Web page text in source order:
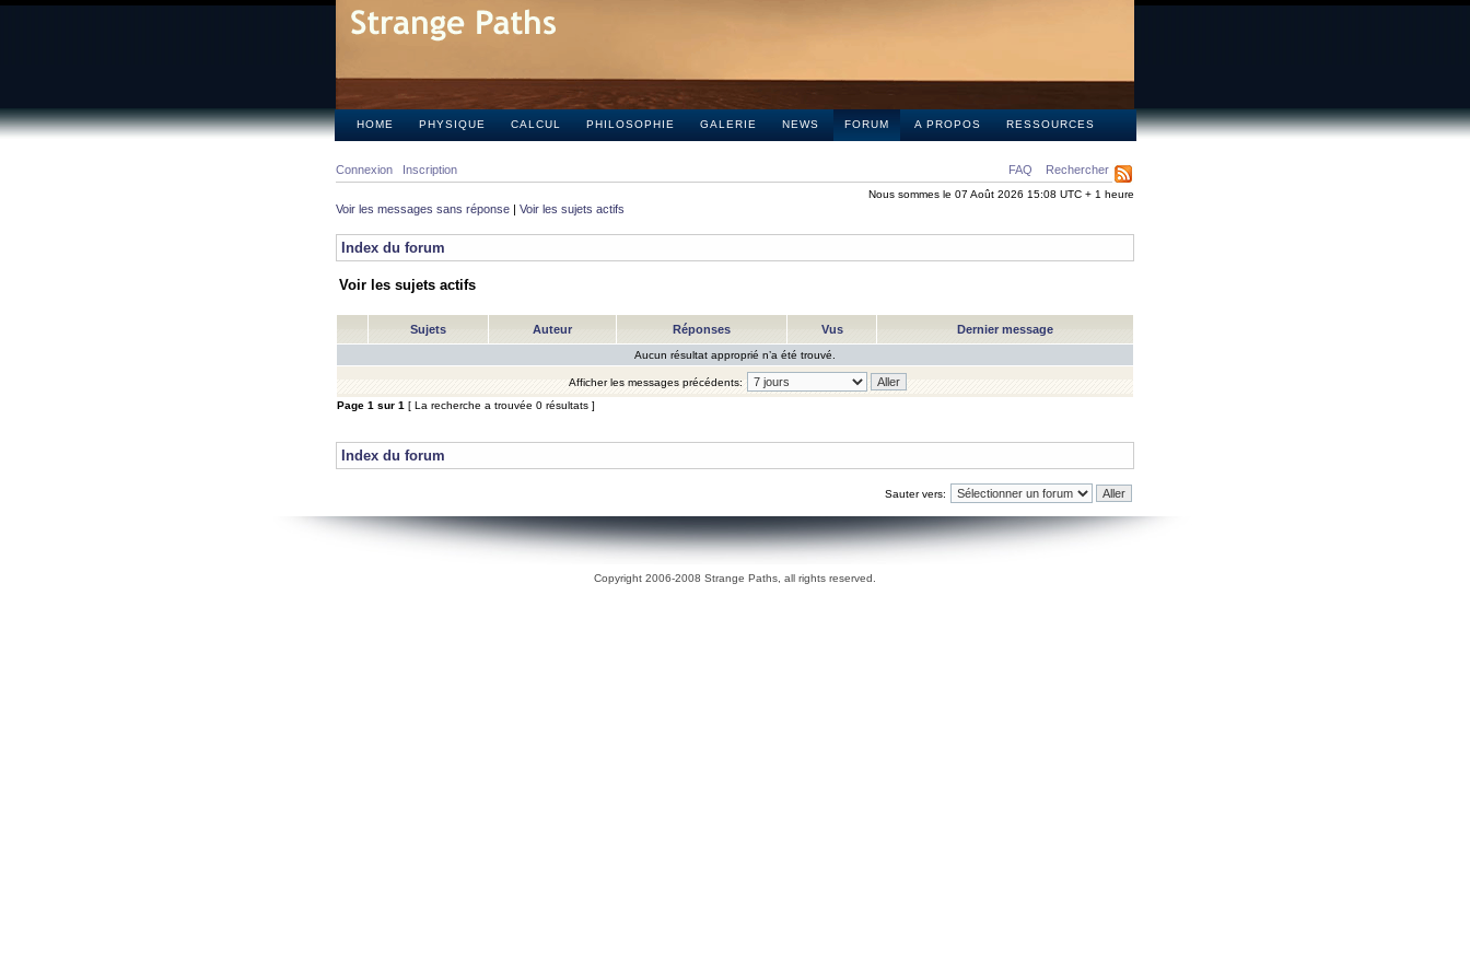
HOME PHYSIQUE CALCUL PHILOSOPHIE GALERIE NEWS FORUM A PROPOS RESSOURCES
FAQ Rechercher
Connexion Inscription
Nous sommes le 07 Août 2026 15:08 UTC + 1 heure
Voir les messages sans réponse | Voir les sujets actifs
Index du forum
Voir les sujets actifs
Sujets Auteur Réponses Vus Dernier message
Aucun résultat approprié n’a été trouvé.
Afficher les messages précédents:
Page 1 sur 1 [ La recherche a trouvée 0 résultats ]
Index du forum
Sauter vers:
Copyright 2006-2008 Strange Paths, all rights reserved.